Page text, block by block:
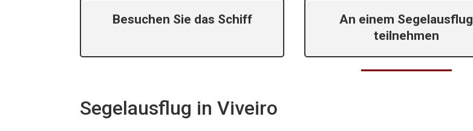
Besuchen Sie das Schiff
An einem Segelausflug
teilnehmen
Segelausflug in Viveiro